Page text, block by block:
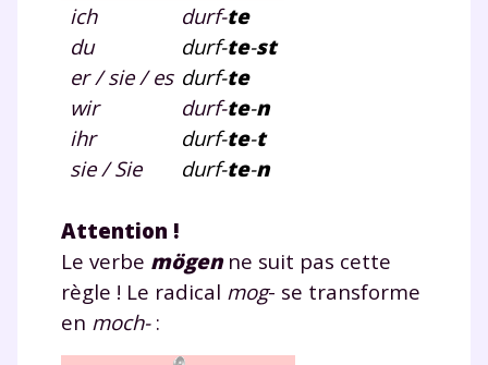
ich
du
er / sie / es
wir
ihr
sie / Sie
durf-te
durf-te-st
durf-te
durf-te-n
durf-te-t
durf-te-n
Attention !
Le verbe mögenne suit pas cette
règle ! Le radical mog- se transforme
en moch-: